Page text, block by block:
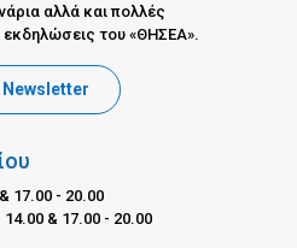
αλλά και πολλές
του «ΘΗΣΕΑ».
17.00 - 20.00
14.00 & 17.00 - 20.00